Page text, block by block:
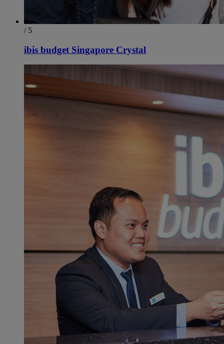
/ 5
ibis budget Singapore Crystal